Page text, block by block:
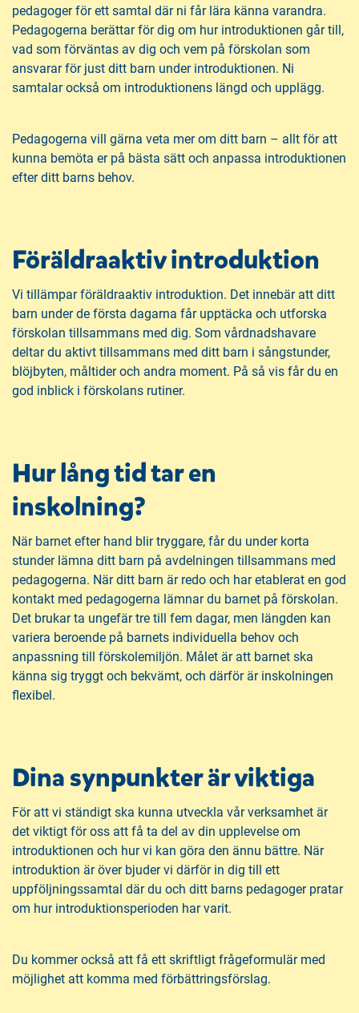
pedagoger för ett samtal där ni får lära känna varandra.
Pedagogerna berättar för dig om hur introduktionen går till,
vad som förväntas av dig och vem på förskolan som
ansvarar för just ditt barn under introduktionen. Ni
samtalar också om introduktionens längd och upplägg.
Pedagogerna vill gärna veta mer om ditt barn – allt för att
kunna bemöta er på bästa sätt och anpassa introduktionen
efter ditt barns behov.
Föräldraaktiv introduktion
Vi tillämpar föräldraaktiv introduktion. Det innebär att ditt
barn under de första dagarna får upptäcka och utforska
förskolan tillsammans med dig. Som vårdnadshavare
deltar du aktivt tillsammans med ditt barn i sångstunder,
blöjbyten, måltider och andra moment. På så vis får du en
god inblick i förskolans rutiner.
Hur lång tid tar en
inskolning?
När barnet efter hand blir tryggare, får du under korta
stunder lämna ditt barn på avdelningen tillsammans med
pedagogerna. När ditt barn är redo och har etablerat en god
kontakt med pedagogerna lämnar du barnet på förskolan.
Det brukar ta ungefär tre till fem dagar, men längden kan
variera beroende på barnets individuella behov och
anpassning till förskolemiljön. Målet är att barnet ska
känna sig tryggt och bekvämt, och därför är inskolningen
flexibel.
Dina synpunkter är viktiga
För att vi ständigt ska kunna utveckla vår verksamhet är
det viktigt för oss att få ta del av din upplevelse om
introduktionen och hur vi kan göra den ännu bättre. När
introduktion är över bjuder vi därför in dig till ett
uppföljningssamtal där du och ditt barns pedagoger pratar
om hur introduktionsperioden har varit.
Du kommer också att få ett skriftligt frågeformulär med
möjlighet att komma med förbättringsförslag.